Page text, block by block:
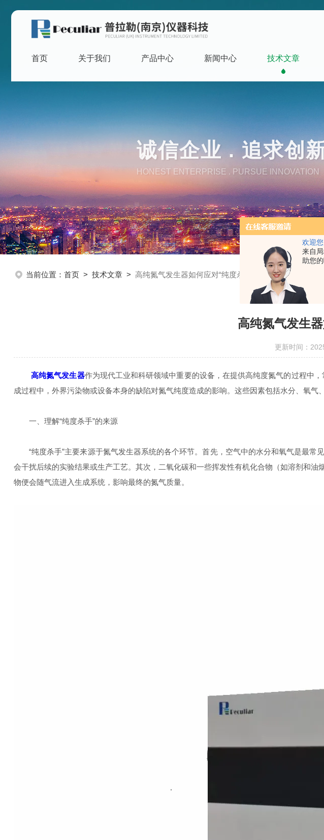
欢迎您
来自
助您
首页 关于我们 产品中心 新闻中心 技术文章
诚信企业 . 追求创
HONEST ENTERPRISE . PURSUE INNOVATION
当前位置： 首页> 技术文章> 高纯氮气发生器如何应对“纯度杀手”？
高纯氮气发生
更新时间：
高纯氮气发生器作为现代工业和科研领域中重要的设备，在提供高纯度氮气的过程中
成过程中，外界污染物或设备本身的缺陷对氮气纯度造成的影响。这些因素包括水分、氧气
一、理解“纯度杀手”的来源
“纯度杀手”主要来源于氮气发生器系统的各个环节。首先，空气中的水分和氧气是最常
会干扰后续的实验结果或生产工艺。其次，二氧化碳和一些挥发性有机化合物（如溶剂和
物便会随气流进入生成系统，影响最终的氮气质量。